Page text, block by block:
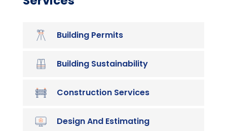
Building Permits
Building Sustainability
Construction Services
Design And Estimating